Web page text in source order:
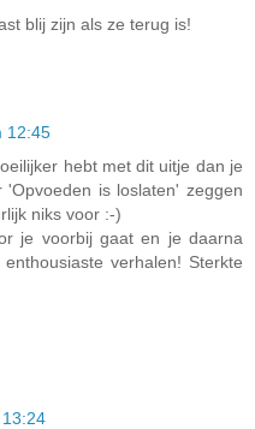
blij zijn als ze terug is!
12:45
hebt met dit uitje dan je
is loslaten' zeggen
niks voor :-)
je voorbij gaat en je daarna
verhalen! Sterkte